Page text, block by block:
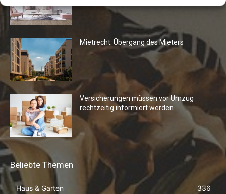
Mietrecht: Übergang des Mieters
Versicherungen müssen vor Umzug
rechtzeitig informiert werden
Beliebte Themen
Haus & Garten
336